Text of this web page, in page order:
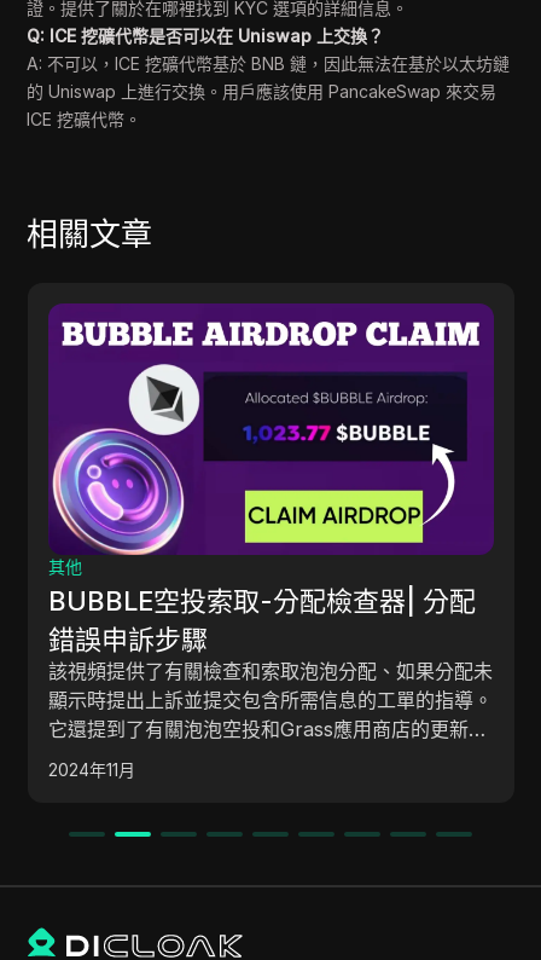
證。提供了關於在哪裡找到 KYC 選項的詳細信息。
Q: ICE 挖礦代幣是否可以在 Uniswap 上交換？
A: 不可以，ICE 挖礦代幣基於 BNB 鏈，因此無法在基於以太坊鏈
的 Uniswap 上進行交換。用戶應該使用 PancakeSwap 來交易
ICE 挖礦代幣。
相關文章
其他
BUBBLE空投索取-分配檢查器| 分配
錯誤申訴步驟
該視頻提供了有關檢查和索取泡泡分配、如果分配未
顯示時提出上訴並提交包含所需信息的工單的指導。
它還提到了有關泡泡空投和Grass應用商店的更新。
Grass暗示將推出新產品並擴展功能，敦促用戶保持
關注，但沒有提及即將到來的空投。
2024年11月